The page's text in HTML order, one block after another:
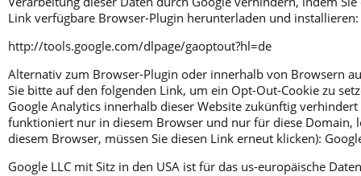
Link verfügbare Browser-Plugin herunterladen und installieren:
http://tools.google.com/dlpage/gaoptout?hl=de
Alternativ zum Browser-Plugin oder innerhalb von Browsern
Sie bitte auf den folgenden Link, um ein Opt-Out-Cookie zu
Google Analytics innerhalb dieser Website zukünftig
funktioniert nur in diesem Browser und nur für diese Domain,
diesem Browser, müssen Sie diesen Link erneut klicken):
Google LLC mit Sitz in den USA ist für das us-europäische